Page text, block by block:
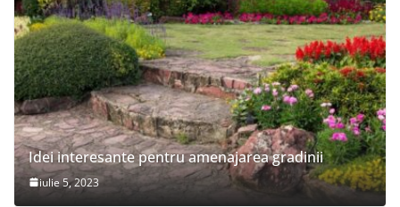
Idei interesante pentru amenajarea gradinii
iulie 5, 2023